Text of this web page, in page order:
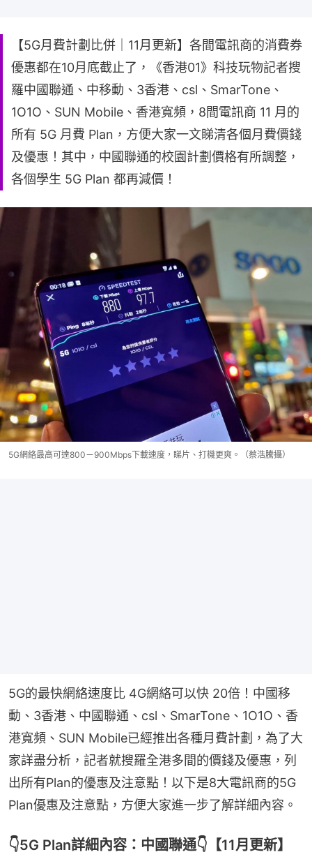
【5G月費計劃比併｜11月更新】各間電訊商的消費券
優惠都在10月底截止了，《香港01》科技玩物記者搜
羅中國聯通、中移動、3香港、csl、SmarTone、
1O1O、SUN Mobile、香港寬頻，8間電訊商 11 月的
所有 5G 月費 Plan，方便大家一文睇清各個月費價錢
及優惠！其中，中國聯通的校園計劃價格有所調整，
各個學生 5G Plan 都再減價！
5G網絡最高可達800－900Mbps下載速度，睇片、打機更爽。（蔡浩騰攝）
5G的最快網絡速度比 4G網絡可以快 20倍！中國移
動、3香港、中國聯通、csl、SmarTone、1O1O、香
港寬頻、SUN Mobile已經推出各種月費計劃，為了大
家詳盡分析，記者就搜羅全港多間的價錢及優惠，列
出所有Plan的優惠及注意點！以下是8大電訊商的5G
Plan優惠及注意點，方便大家進一步了解詳細內容。
👇5G Plan詳細內容：中國聯通👇【11月更新】